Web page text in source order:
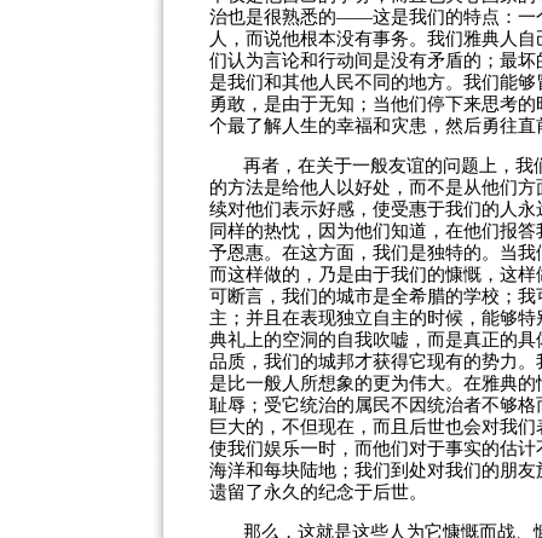
治也是很熟悉的——这是我们的特点：一
人，而说他根本没有事务。我们雅典人
们认为言论和行动间是没有矛盾的；最
是我们和其他人民不同的地方。我们能
勇敢，是由于无知；当他们停下来思考
个最了解人生的幸福和灾患，然后勇往
再者，在关于一般友谊的问题上，
的方法是给他人以好处，而不是从他们
续对他们表示好感，使受惠于我们的人
同样的热忱，因为他们知道，在他们报
予恩惠。在这方面，我们是独特的。当
而这样做的，乃是由于我们的慷慨，这
可断言，我们的城市是全希腊的学校；
主；并且在表现独立自主的时候，能够
典礼上的空洞的自我吹嘘，而是真正的
品质，我们的城邦才获得它现有的势力
是比一般人所想象的更为伟大。在雅典
耻辱；受它统治的属民不因统治者不够
巨大的，不但现在，而且后世也会对我
使我们娱乐一时，而他们对于事实的估
海洋和每块陆地；我们到处对我们的朋
遗留了永久的纪念于后世。
那么，这就是这些人为它慷慨而战